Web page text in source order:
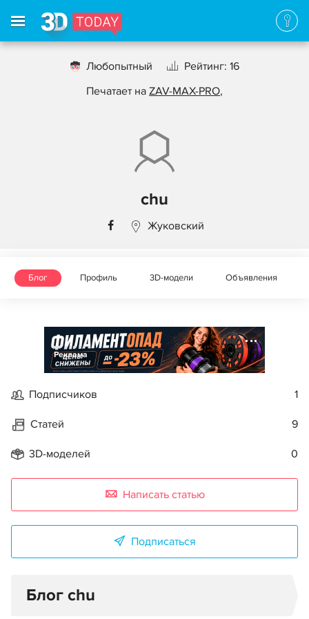
Любопытный
Рейтинг: 16
Печатает на ZAV-MAX-PRO,
chu
Жуковский
Блог Профиль 3D-модели Объявления
Реклама
Подписчиков 1
Статей 9
3D-моделей 0
Написать статью
Подписаться
Блог chu